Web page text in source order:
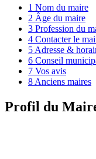
1 Nom du maire
2 Âge du maire
3 Profession du
4 Contacter le
5 Adresse &
6 Conseil
7 Vos avis
8 Anciens maires
Profil du